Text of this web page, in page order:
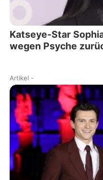
Katseye-Star
wegen Psyche
Artikel -